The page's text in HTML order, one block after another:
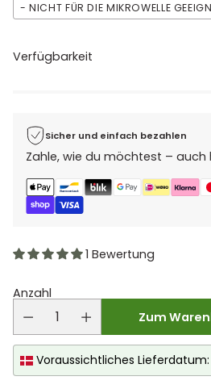
- NICHT FÜR DIE MIKROWELLE
Verfügbarkeit
Sicher und einfach bezahlen
Zahle, wie du möchtest – auch
1 Bewertung
Anzahl
Zum
Voraussichtliches Lieferdatum: